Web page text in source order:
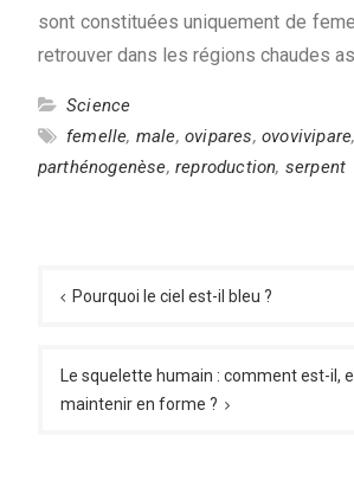
sont constituées uniquement de
retrouver dans les régions chaudes
Science
femelle, male, ovipares, ovovivipare,
parthénogenèse, reproduction, serpent
de Pourquoi le ciel est-il bleu ?
Le squelette humain : comment est-il,
maintenir en forme ?